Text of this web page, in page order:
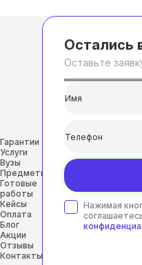
Гарантии
Услуги
Вузы
Предметы
Готовые
работы
Кейсы
Оплата
Блог
Акции
Отзывы
Контакты
Остались
Оставьте
Нажимая